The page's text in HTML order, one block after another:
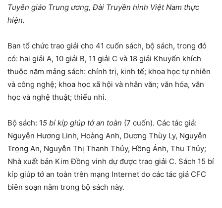
Tuyên giáo Trung ương, Đài Truyền hình Việt Nam thực
hiện.
Ban tổ chức trao giải cho 41 cuốn sách, bộ sách, trong đó
có: hai giải A, 10 giải B, 11 giải C và 18 giải Khuyến khích
thuộc năm mảng sách: chính trị, kinh tế; khoa học tự nhiên
và công nghệ; khoa học xã hội và nhân văn; văn hóa, văn
học và nghệ thuật; thiếu nhi.
Bộ sách: 15 bí kíp giúp tớ an toàn (7 cuốn). Các tác giả:
Nguyễn Hương Linh, Hoàng Anh, Dương Thùy Ly, Nguyễn
Trọng An, Nguyễn Thị Thanh Thủy, Hồng Ánh, Thu Thủy;
Nhà xuất bản Kim Đồng vinh dự được trao giải C. Sách 15 bí
kíp giúp tớ an toàn trên mạng Internet do các tác giả CFC
biên soạn nằm trong bộ sách này.